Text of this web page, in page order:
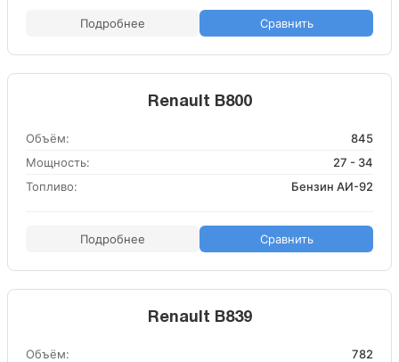
Подробнее Сравнить
Renault B800
Объём:
845
Мощность:
27 - 34
Топливо:
Бензин АИ-92
Подробнее Сравнить
Renault B839
Объём:
782